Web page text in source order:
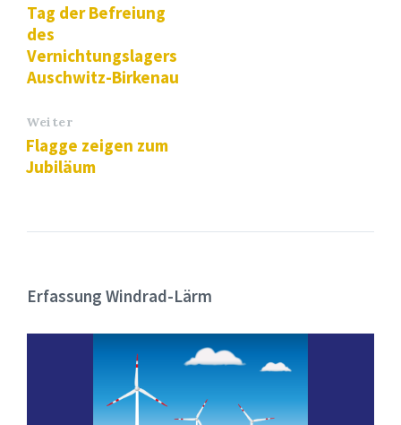
Tag der Befreiung
des
Vernichtungslagers
Auschwitz-Birkenau
Weiter
Flagge zeigen zum
Jubiläum
Erfassung Windrad-Lärm